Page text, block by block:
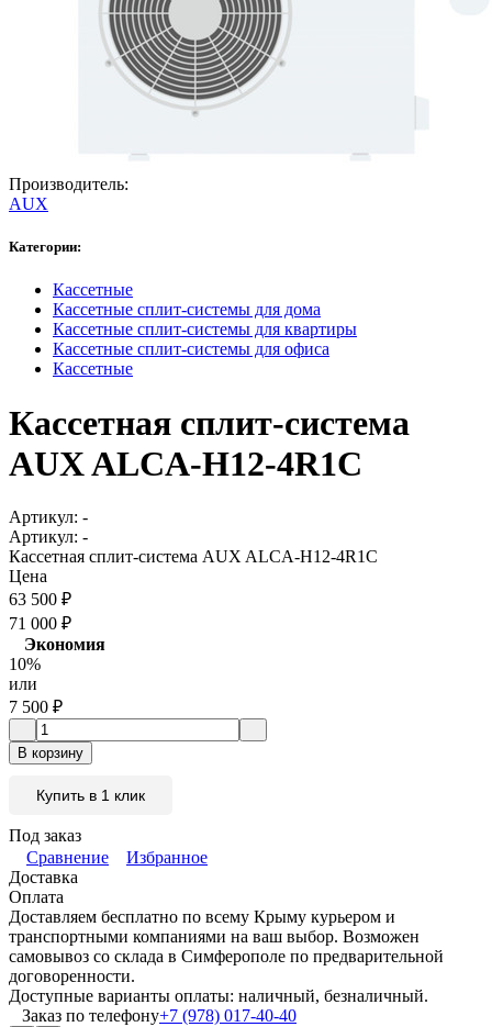
Производитель:
AUX
Категории:
Кассетные
Кассетные сплит-системы для дома
Кассетные сплит-системы для квартиры
Кассетные сплит-системы для офиса
Кассетные
Кассетная сплит-система
AUX ALCA-H12-4R1C
Артикул: -
Артикул: -
Кассетная сплит-система AUX ALCA-H12-4R1C
Цена
63 500 ₽
71 000 ₽
Экономия
10%
или
7 500 ₽
В корзину
Купить в 1 клик
Под заказ
Сравнение
Избранное
Доставка
Оплата
Доставляем бесплатно по всему Крыму курьером и
транспортными компаниями на ваш выбор. Возможен
самовывоз со склада в Симферополе по предварительной
договоренности.
Доступные варианты оплаты: наличный, безналичный.
Заказ по телефону+7 (978) 017-40-40